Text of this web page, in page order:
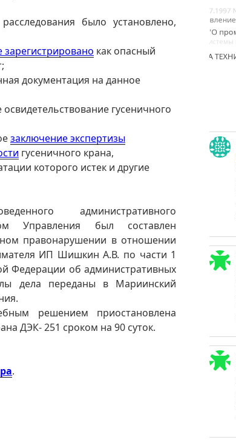
было установлено,
зарегистрировано как опасный
документация на данное
гусеничного
заключение экспертизы
гусеничного крана,
которого истек и другие
административного
Управления был составлен
правонарушении в отношении
ИП Шишкин А.В. по части 1
Федерации об административных
дела переданы в Мариинский
решением приостановлена
ДЭК- 251 сроком на 90 суток.
.